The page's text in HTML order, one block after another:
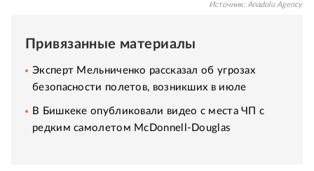
Источник: Anadolu Agency
Привязанные материалы
Эксперт Мельниченко рассказал об угрозах
безопасности полетов, возникших в июле
В Бишкеке опубликовали видео с места ЧП с
редким самолетом McDonnell-Douglas